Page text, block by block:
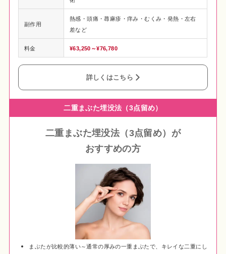
副作用
熱感・頭痛・蕁麻疹・痒み・むくみ・発熱・左右
差など
料金 ¥63,250～¥76,780
詳しくはこちら
二重まぶた埋没法（3点留め）
二重まぶた埋没法（3点留め） が
おすすめの方
まぶたが比較的薄い～通常の厚みの一重まぶたで、キレイな二重にし